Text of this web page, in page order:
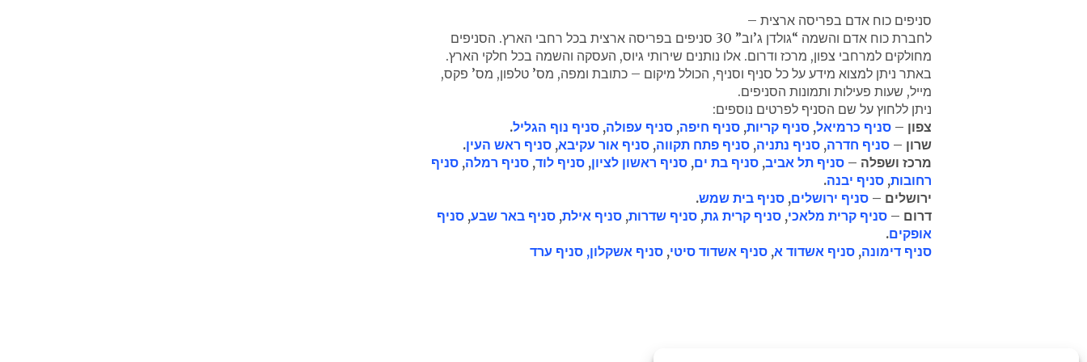
סניפים כוח אדם בפריסה ארצית –
לחברת כוח אדם והשמה “גולדן ג’וב” 30 סניפים בפריסה ארצית בכל רחבי הארץ. הסניפים
מחולקים למרחבי צפון, מרכז ודרום. אלו נותנים שירותי גיוס, העסקה והשמה בכל חלקי הארץ.
באתר ניתן למצוא מידע על כל סניף וסניף, הכולל מיקום – כתובת ומפה, מס’ טלפון, מס’ פקס,
מייל, שעות פעילות ותמונות הסניפים.
ניתן ללחוץ על שם הסניף לפרטים נוספים:
צפון –סניף כרמיאל,סניף קריות,סניף חיפה,סניף עפולה,סניף נוף הגליל.
שרון –סניף חדרה,סניף נתניה,סניף פתח תקווה,סניף אור עקיבא,סניף ראש העין.
מרכז ושפלה –סניף תל אביב,סניף בת ים,סניף ראשון לציון,סניף לוד,סניף רמלה,סניף
רחובות,סניף יבנה.
ירושלים –סניף ירושלים,סניף בית שמש.
דרום –סניף קרית מלאכי,סניף קרית גת,סניף שדרות,סניף אילת,סניף באר שבע,סניף
אופקים.
סניף דימונה,סניף אשדוד א,סניף אשדוד סיטי,סניף אשקלון, סניף ערד